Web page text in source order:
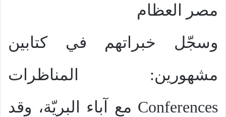
مصر العظام
وسجّل خبراتهم في كتابين
مشهورين: المناظرات
Conferences مع آباء البريّة، وقد